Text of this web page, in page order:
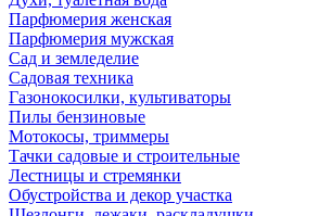
Парфюмерия женская
Парфюмерия мужская
Сад и земледелие
Садовая техника
Газонокосилки, культиваторы
Пилы бензиновые
Мотокосы, триммеры
Тачки садовые и строительные
Лестницы и стремянки
Обустройства и декор участка